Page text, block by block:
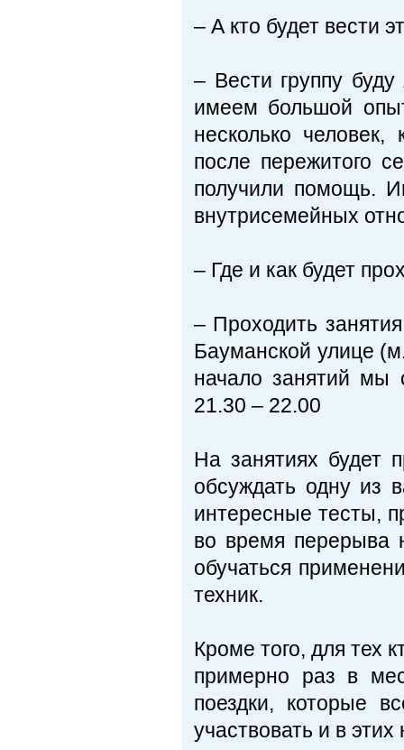
– А кто будет вести
– Вести группу
имеем большой
несколько
после пережитого
получили помощь.
внутрисемейных
– Где и как будет
– Проходить
Бауманской улице
начало занятий мы
21.30 – 22.00
На занятиях будет
обсуждать одну из
интересные тесты,
во время перерыва
обучаться
техник.
Кроме того, для тех
примерно раз в
поездки, которые
участвовать и в